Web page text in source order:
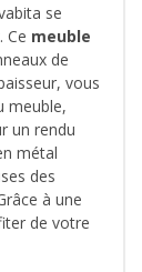
se
Ce meuble
de
vous
meuble,
un rendu
métal
des
à une
de votre